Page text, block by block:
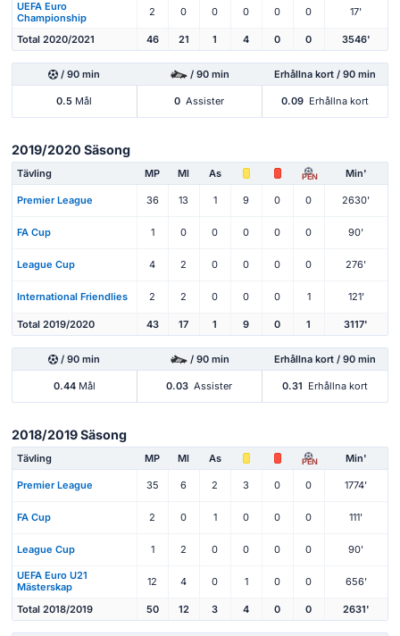
UEFA Euro
Championship
2 0 0 0 0 0 17'
Total 2020/2021 46 21 1 4 0 0 3546'
/ 90 min / 90 min Erhållna kort / 90 min
0.5 Mål 0 Assister 0.09 Erhållna kort
2019/2020 Säsong
Tävling MP Ml As PEN Min'
Premier League 36 13 1 9 0 0 2630'
FA Cup 1 0 0 0 0 0 90'
League Cup 4 2 0 0 0 0 276'
International Friendlies 2 2 0 0 0 1 121'
Total 2019/2020 43 17 1 9 0 1 3117'
/ 90 min / 90 min Erhållna kort / 90 min
0.44Mål 0.03 Assister 0.31 Erhållna kort
2018/2019 Säsong
Tävling MP Ml As PEN Min'
Premier League 35 6 2 3 0 0 1774'
FA Cup 2 0 1 0 0 0 111'
League Cup 1 2 0 0 0 0 90'
UEFA Euro U21
Mästerskap
12 4 0 1 0 0 656'
Total 2018/2019 50 12 3 4 0 0 2631'